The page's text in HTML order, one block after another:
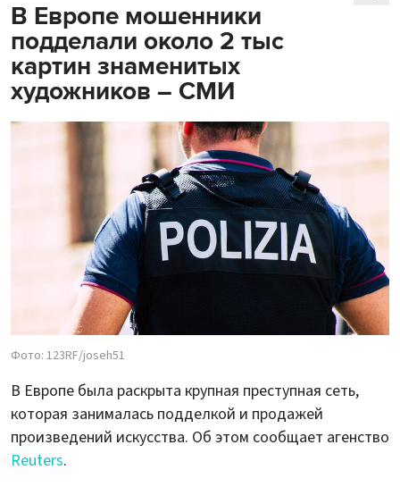
В Европе мошенники
подделали около 2 тыс
картин знаменитых
художников – СМИ
Фото: 123RF/joseh51
В Европе была раскрыта крупная преступная сеть,
которая занималась подделкой и продажей
произведений искусства. Об этом сообщает агенство
Reuters.